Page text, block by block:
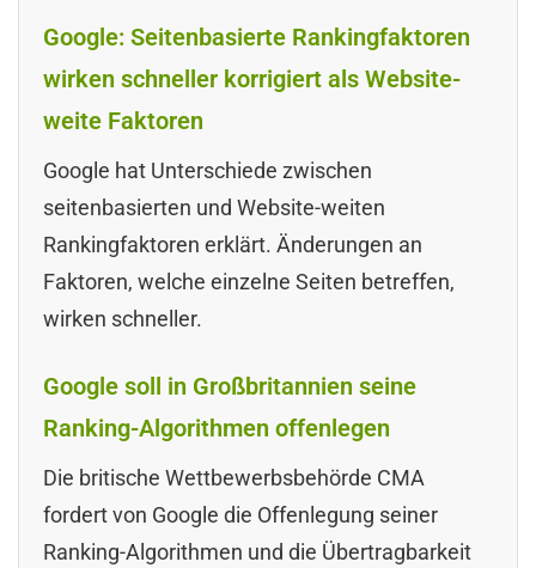
Google: Seitenbasierte Rankingfaktoren
wirken schneller korrigiert als Website-
weite Faktoren
Google hat Unterschiede zwischen
seitenbasierten und Website-weiten
Rankingfaktoren erklärt. Änderungen an
Faktoren, welche einzelne Seiten betreffen,
wirken schneller.
Google soll in Großbritannien seine
Ranking-Algorithmen offenlegen
Die britische Wettbewerbsbehörde CMA
fordert von Google die Offenlegung seiner
Ranking-Algorithmen und die Übertragbarkeit